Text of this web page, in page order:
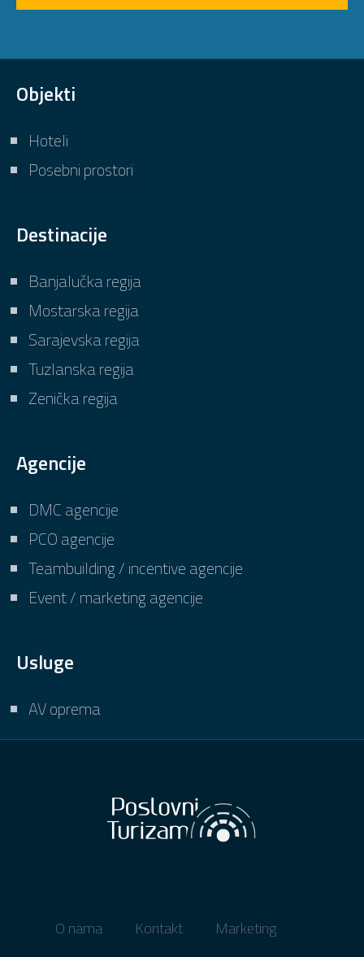
Objekti
Hoteli
Posebni prostori
Destinacije
Banjalučka regija
Mostarska regija
Sarajevska regija
Tuzlanska regija
Zenička regija
Agencije
DMC agencije
PCO agencije
Teambuilding / incentive agencije
Event / marketing agencije
Usluge
AV oprema
O nama Kontakt Marketing